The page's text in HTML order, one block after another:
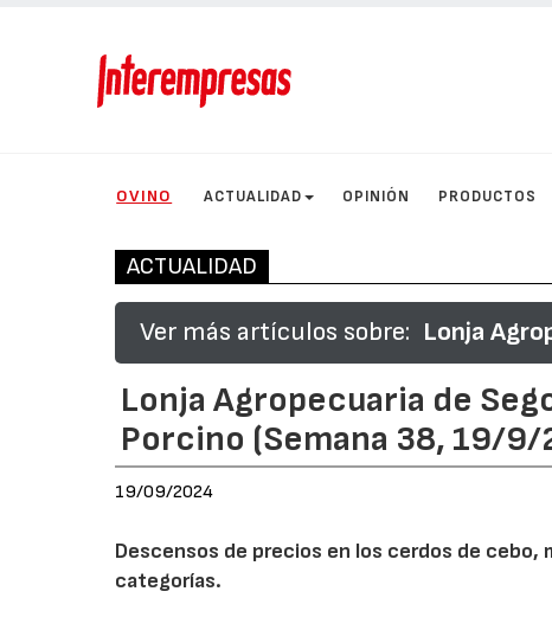
OVINO ACTUALIDAD OPINIÓN PRODUCTOS
ACTUALIDAD
Ver más artículos sobre: Lonja
Lonja Agropecuaria de
Porcino (Semana 38, 19/
19/09/2024
Descensos de precios en los cerdos de
categorías.